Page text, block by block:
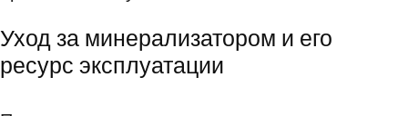
Уход за минерализатором и его
ресурс эксплуатации